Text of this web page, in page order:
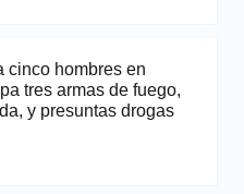
cinco hombres en
tres armas de fuego,
y presuntas drogas